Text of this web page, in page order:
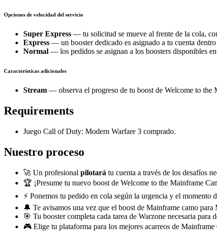
Opciones de velocidad del servicio
Super Express — tu solicitud se mueve al frente de la cola,
Express — un booster dedicado es asignado a tu cuenta
Normal — los pedidos se asignan a los boosters disponibles
Características adicionales
Stream — observa el progreso de tu boost de Welcome to the
Requirements
Juego Call of Duty: Modern Warfare 3 comprado.
Nuestro proceso
🚀 Un profesional pilotará tu cuenta a través de los desafíos
🏆 ¡Presume tu nuevo boost de Welcome to the Mainframe
⚡ Ponemos tu pedido en cola según la urgencia y el momento
🔔 Te avisamos una vez que el boost de Mainframe camo
🎯 Tu booster completa cada tarea de Warzone necesaria para
🎮 Elige tu plataforma para los mejores acarreos de